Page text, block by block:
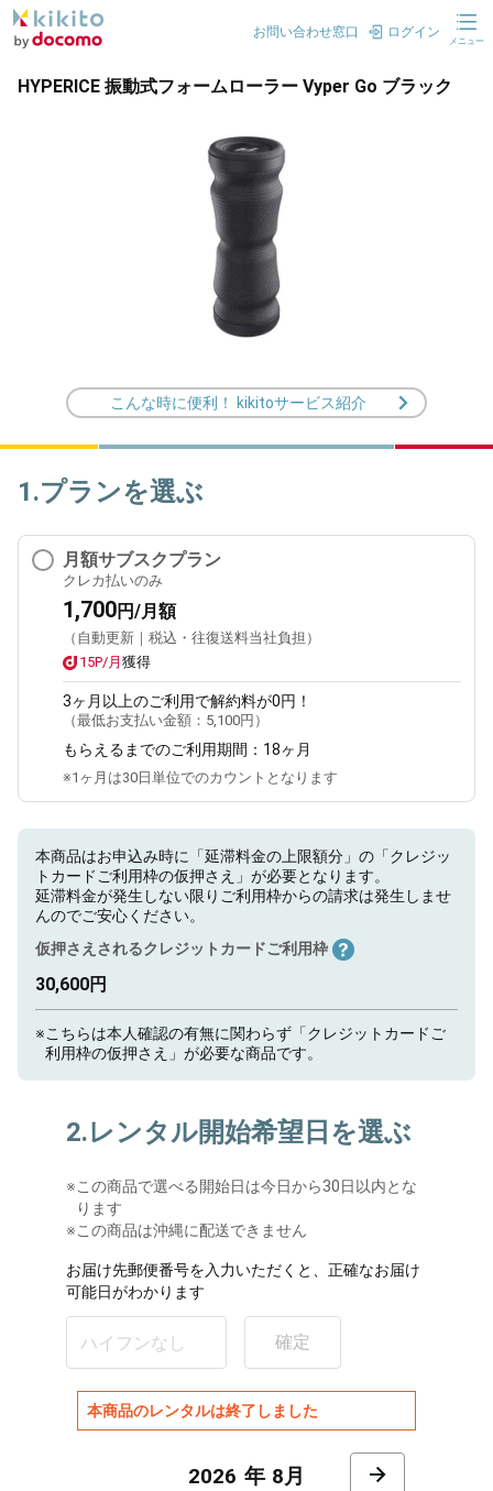
お問い合わせ窓口 ログイン
メニュー
HYPERICE 振動式フォームローラー Vyper Go ブラック
こんな時に便利！ kikitoサービス紹介
1.プランを選ぶ
月額サブスクプラン
クレカ払いのみ
1,700円/月額
（自動更新｜税込・往復送料当社負担）
15P/月 獲得
3ヶ月 以上のご利用で解約料が0円！
（最低お支払い金額： 5,100円 ）
もらえるまでのご利用期間： 18ヶ月
※1ヶ月は30日単位でのカウントとなります
本商品はお申込み時に「延滞料金の上限額分」の「クレジッ
トカードご利用枠の仮押さえ」が必要となります。
延滞料金が発生しない限りご利用枠からの請求は発生しませ
んのでご安心ください。
仮押さえされるクレジットカードご利用枠
30,600円
※こちらは本人確認の有無に関わらず「クレジットカードご
利用枠の仮押さえ」が必要な商品です。
2.レンタル開始希望日を選ぶ
※この商品で選べる開始日は今日から30日以内とな
ります
※この商品は沖縄に配送できません
お届け先郵便番号を入力いただくと、正確なお届け
可能日がわかります
確定
本商品のレンタルは終了しました
8月